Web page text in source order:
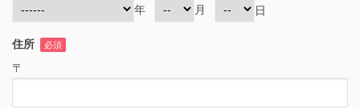
年 月 日
住所 必須
〒